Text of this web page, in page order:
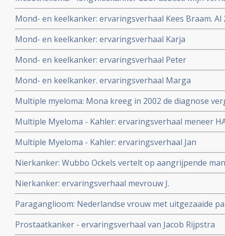
vader Jan Verwaters en de rol die de ETNA ijzergieterij
vaders ziekte en zijn collega's
Mond- en keelkanker: ervaringsverhaal Kees Braam.
ongeneeslijke mond- en keelkanker.
Mond- en keelkanker: ervaringsverhaal Karja
Mond- en keelkanker: ervaringsverhaal Peter
Mond- en keelkanker. ervaringsverhaal Marga
Multiple myeloma: Mona kreeg in 2002 de diagnose
multiple myeloma (Kahler) maar leeft nog steeds met
niet toxische middelen en zonder chemo
Multiple Myeloma - Kahler: ervaringsverhaal meneer
Multiple Myeloma - Kahler: ervaringsverhaal Jan
Nierkanker: Wubbo Ockels vertelt op aangrijpende
omgaat met zijn nierkanker en zijn hoop heeft
Nierkanker: ervaringsverhaal mevrouw J.
Paraganglioom: Nederlandse vrouw met uitgezaaide
behandeling met cryosurgery in Amerika waar in
verklaard.
Prostaatkanker - ervaringsverhaal van Jacob Rijpstra